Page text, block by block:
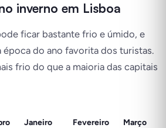
inverno em Lisboa
ficar bastante frio e úmido, e
época do ano favorita dos turistas.
frio do que a maioria das capitais
Janeiro Fevereiro Março